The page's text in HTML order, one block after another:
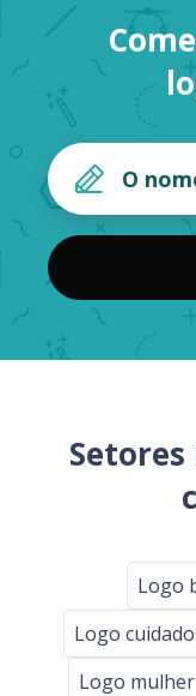
Logo
Logo
Logo mulher